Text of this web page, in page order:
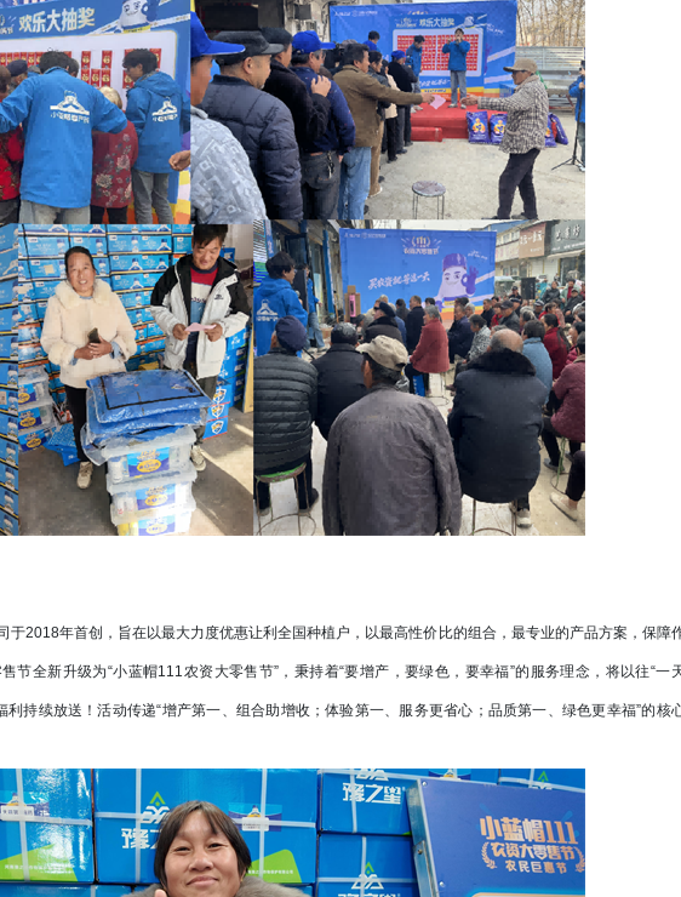
2018年首创，旨在以最大力度优惠让利全国种植户，以最高性价比的组合，最专业的产品方案，保障
节全新升级为“小蓝帽111农资大零售节”，秉持着“要增产，要绿色，要幸福”的服务理念，将以往“一
持续放送！活动传递“增产第一、组合助增收；体验第一、服务更省心；品质第一、绿色更幸福”的核